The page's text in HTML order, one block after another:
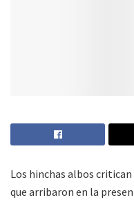
Los hinchas albos
que arribaron en la